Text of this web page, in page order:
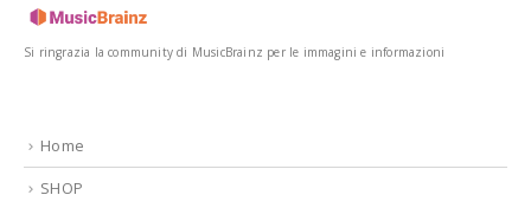
Si ringrazia la community di MusicBrainz per le immagini e informazioni
Home
SHOP